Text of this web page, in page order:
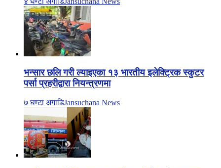
भन्सार छलि गरी ल्याइएका १३ भारतीय इलेक्ट्रिक स्कुटर
पर्सा प्रहरीद्वारा नियन्त्रणमा
७ घण्टा अगाडिJansuchana News